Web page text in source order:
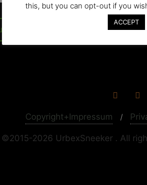
Copyright+Impressum
©2015-2026 UrbexSneeker . All
this, but you can opt-out if you
ACCEPT